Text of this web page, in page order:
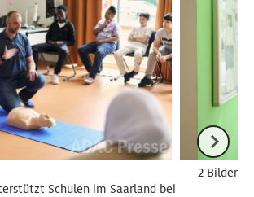
Schulen im Saarland bei
2 Bilder